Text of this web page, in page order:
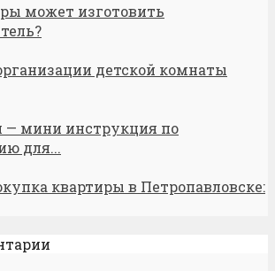
может изготовить
детской комнаты
— мини инструкция по
для...
квартиры в Петропавловске: